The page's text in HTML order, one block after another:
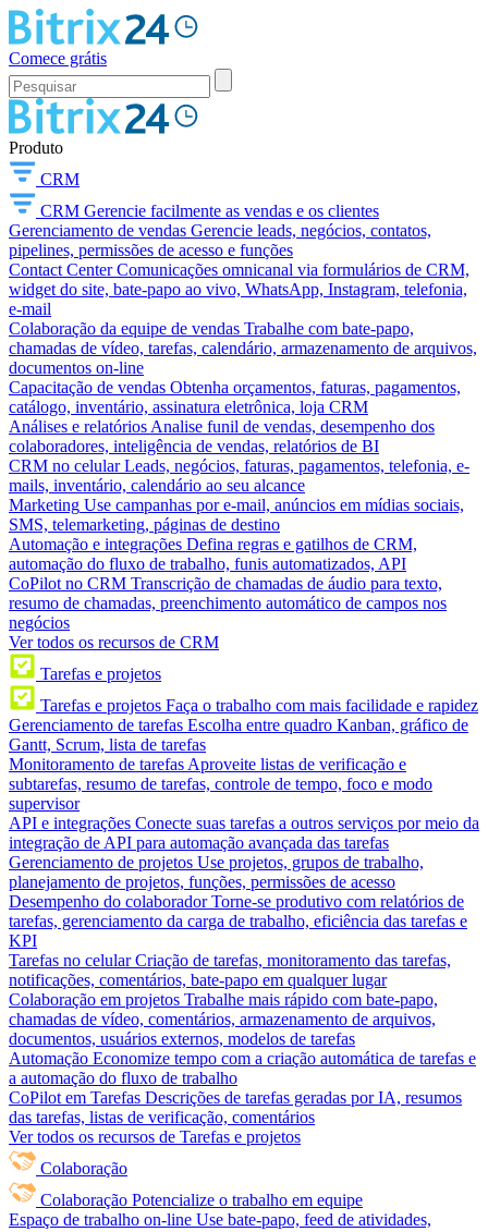
Comece grátis
Produto
CRM
CRM Gerencie facilmente as vendas e os clientes
Gerenciamento de vendas Gerencie leads, negócios, contatos,
pipelines, permissões de acesso e funções
Contact Center Comunicações omnicanal via formulários de CRM,
widget do site, bate-papo ao vivo, WhatsApp, Instagram, telefonia,
e-mail
Colaboração da equipe de vendas Trabalhe com bate-papo,
chamadas de vídeo, tarefas, calendário, armazenamento de arquivos,
documentos on-line
Capacitação de vendas Obtenha orçamentos, faturas, pagamentos,
catálogo, inventário, assinatura eletrônica, loja CRM
Análises e relatórios Analise funil de vendas, desempenho dos
colaboradores, inteligência de vendas, relatórios de BI
CRM no celular Leads, negócios, faturas, pagamentos, telefonia, e-
mails, inventário, calendário ao seu alcance
Marketing Use campanhas por e-mail, anúncios em mídias sociais,
SMS, telemarketing, páginas de destino
Automação e integrações Defina regras e gatilhos de CRM,
automação do fluxo de trabalho, funis automatizados, API
CoPilot no CRM Transcrição de chamadas de áudio para texto,
resumo de chamadas, preenchimento automático de campos nos
negócios
Ver todos os recursos de CRM
Tarefas e projetos
Tarefas e projetos Faça o trabalho com mais facilidade e rapidez
Gerenciamento de tarefas Escolha entre quadro Kanban, gráfico de
Gantt, Scrum, lista de tarefas
Monitoramento de tarefas Aproveite listas de verificação e
subtarefas, resumo de tarefas, controle de tempo, foco e modo
supervisor
API e integrações Conecte suas tarefas a outros serviços por meio da
integração de API para automação avançada das tarefas
Gerenciamento de projetos Use projetos, grupos de trabalho,
planejamento de projetos, funções, permissões de acesso
Desempenho do colaborador Torne-se produtivo com relatórios de
tarefas, gerenciamento da carga de trabalho, eficiência das tarefas e
KPI
Tarefas no celular Criação de tarefas, monitoramento das tarefas,
notificações, comentários, bate-papo em qualquer lugar
Colaboração em projetos Trabalhe mais rápido com bate-papo,
chamadas de vídeo, comentários, armazenamento de arquivos,
documentos, usuários externos, modelos de tarefas
Automação Economize tempo com a criação automática de tarefas e
a automação do fluxo de trabalho
CoPilot em Tarefas Descrições de tarefas geradas por IA, resumos
das tarefas, listas de verificação, comentários
Ver todos os recursos de Tarefas e projetos
Colaboração
Colaboração Potencialize o trabalho em equipe
Espaço de trabalho on-line Use bate-papo, feed de atividades,